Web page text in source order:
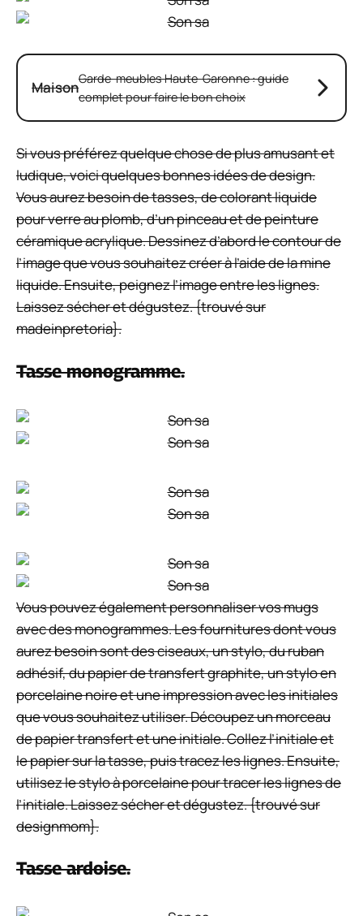
MaisonGarde-meubles Haute-Garonne : guide
complet pour faire le bon choix
Si vous préférez quelque chose de plus amusant et
ludique, voici quelques bonnes idées de design.
Vous aurez besoin de tasses, de colorant liquide
pour verre au plomb, d’un pinceau et de peinture
céramique acrylique. Dessinez d’abord le contour de
l’image que vous souhaitez créer à l’aide de la mine
liquide. Ensuite, peignez l’image entre les lignes.
Laissez sécher et dégustez. {trouvé sur
madeinpretoria}.
Tasse monogramme.
Vous pouvez également personnaliser vos mugs
avec des monogrammes. Les fournitures dont vous
aurez besoin sont des ciseaux, un stylo, du ruban
adhésif, du papier de transfert graphite, un stylo en
porcelaine noire et une impression avec les initiales
que vous souhaitez utiliser. Découpez un morceau
de papier transfert et une initiale. Collez l’initiale et
le papier sur la tasse, puis tracez les lignes. Ensuite,
utilisez le stylo à porcelaine pour tracer les lignes de
l’initiale. Laissez sécher et dégustez. {trouvé sur
designmom}.
Tasse ardoise.